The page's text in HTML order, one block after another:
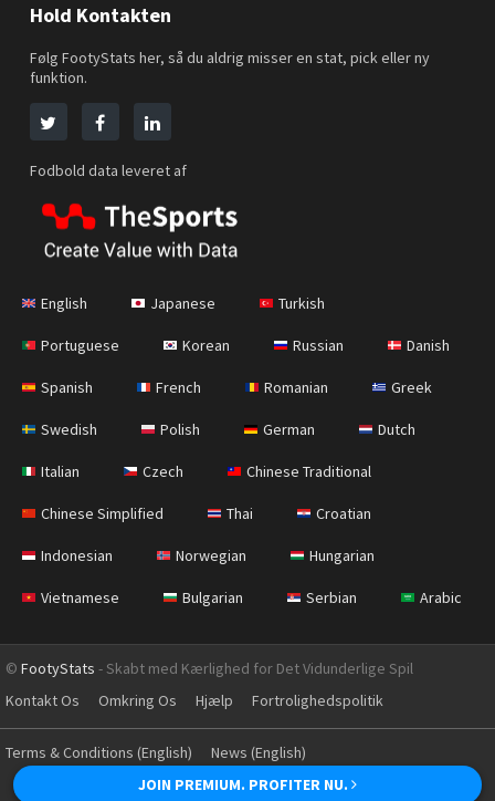
Hold Kontakten
Følg FootyStats her, så du aldrig misser en stat, pick eller ny
funktion.
Fodbold data leveret af
English Japanese Turkish
Portuguese Korean Russian Danish
Spanish French Romanian Greek
Swedish Polish German Dutch
Italian Czech Chinese Traditional
Chinese Simplified Thai Croatian
Indonesian Norwegian Hungarian
Vietnamese Bulgarian Serbian Arabic
© FootyStats - Skabt med Kærlighed for Det Vidunderlige Spil
Kontakt Os
Omkring Os Hjælp Fortrolighedspolitik
Terms & Conditions (English)
News (English)
JOIN PREMIUM. PROFITER NU.